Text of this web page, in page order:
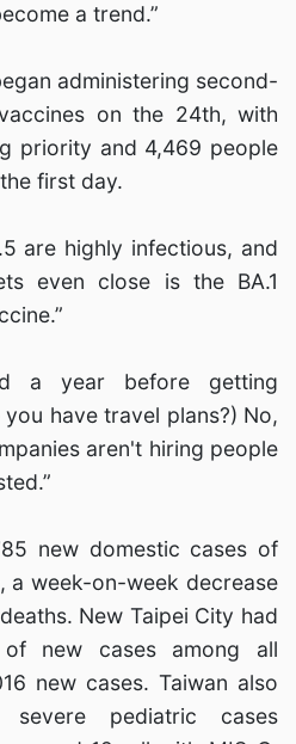
a trend.”
administering second-
on the 24th, with
priority and 4,469 people
first day.
are highly infectious, and
even close is the BA.1
a year before getting
have travel plans?) No,
aren't hiring people
new domestic cases of
a week-on-week decrease
New Taipei City had
new cases among all
new cases. Taiwan also
pediatric cases